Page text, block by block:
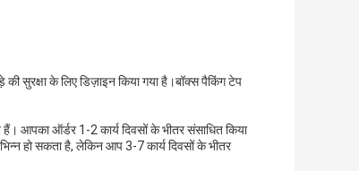
सुरक्षा के लिए डिज़ाइन किया गया है।बॉक्स पैकिंग टेप
आपका ऑर्डर 1-2 कार्य दिवसों के भीतर संसाधित किया
हो सकता है, लेकिन आप 3-7 कार्य दिवसों के भीतर